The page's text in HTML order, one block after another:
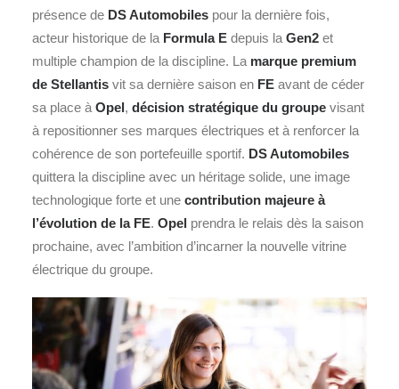
présence de DS Automobiles pour la dernière fois,
acteur historique de la Formula E depuis la Gen2 et
multiple champion de la discipline. La marque premium
de Stellantis vit sa dernière saison en FE avant de céder
sa place à Opel, décision stratégique du groupe visant
à repositionner ses marques électriques et à renforcer la
cohérence de son portefeuille sportif. DS Automobiles
quittera la discipline avec un héritage solide, une image
technologique forte et une contribution majeure à
l’évolution de la FE. Opel prendra le relais dès la saison
prochaine, avec l’ambition d’incarner la nouvelle vitrine
électrique du groupe.